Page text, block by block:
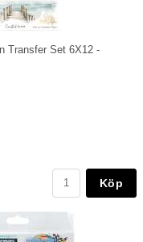
Transfer Set 6X12 -
Köp